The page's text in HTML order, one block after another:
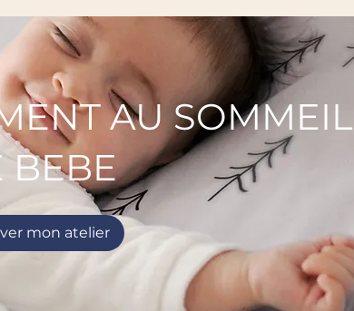
AU SOMMEIL
BEBE
mon atelier